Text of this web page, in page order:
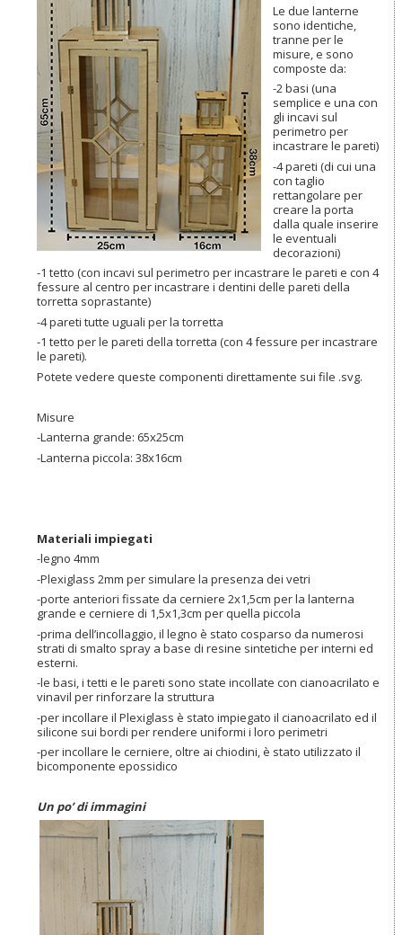
Le due lanterne
sono identiche,
tranne per le
misure, e sono
composte da:
-2 basi (una
semplice e una con
gli incavi sul
perimetro per
incastrare le pareti)
-4 pareti (di cui una
con taglio
rettangolare per
creare la porta
dalla quale inserire
le eventuali
decorazioni)
-1 tetto (con incavi sul perimetro per incastrare le pareti e con 4
fessure al centro per incastrare i dentini delle pareti della
torretta soprastante)
-4 pareti tutte uguali per la torretta
-1 tetto per le pareti della torretta (con 4 fessure per incastrare
le pareti).
Potete vedere queste componenti direttamente sui file .svg.
Misure
-Lanterna grande: 65x25cm
-Lanterna piccola: 38x16cm
Materiali impiegati
-legno 4mm
-Plexiglass 2mm per simulare la presenza dei vetri
-porte anteriori fissate da cerniere 2x1,5cm per la lanterna
grande e cerniere di 1,5x1,3cm per quella piccola
-prima dell’incollaggio, il legno è stato cosparso da numerosi
strati di smalto spray a base di resine sintetiche per interni ed
esterni.
-le basi, i tetti e le pareti sono state incollate con cianoacrilato e
vinavil per rinforzare la struttura
-per incollare il Plexiglass è stato impiegato il cianoacrilato ed il
silicone sui bordi per rendere uniformi i loro perimetri
-per incollare le cerniere, oltre ai chiodini, è stato utilizzato il
bicomponente epossidico
Un po’ di immagini